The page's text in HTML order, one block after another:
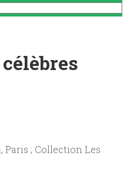
Paris ; Collection Les